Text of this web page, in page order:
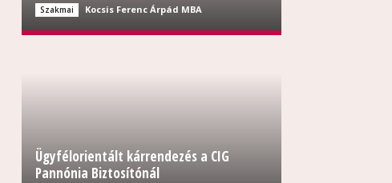
Szakmai Kocsis Ferenc Árpád MBA
Ügyfélorientált kárrendezés a CIG
Pannónia Biztosítónál